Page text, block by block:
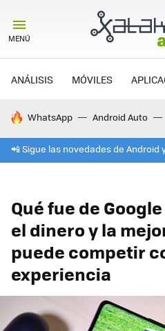
MENÚ
ANÁLISIS MÓVILES
HOY SE HABLA DE
WhatsApp Android Auto
📲 Sigue las novedades de Android
Qué fue de
el dinero y la
puede competir
experiencia